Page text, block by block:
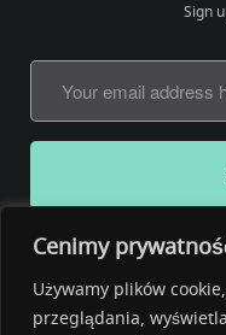
Cenimy
Używamy plików
przeglądania,
Sign